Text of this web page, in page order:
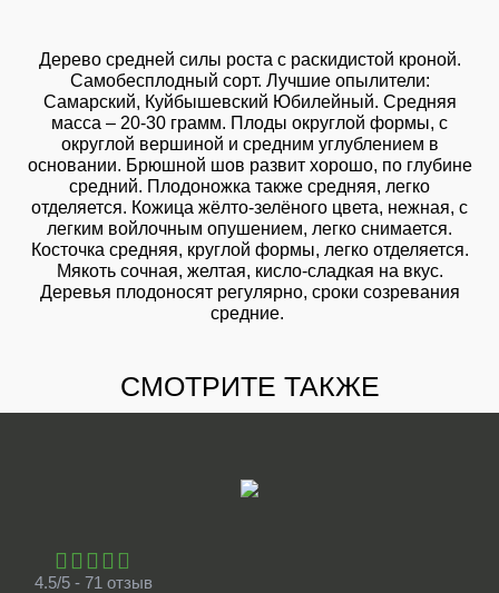
Дерево средней силы роста с раскидистой кроной.
Самобесплодный сорт. Лучшие опылители:
Самарский, Куйбышевский Юбилейный. Средняя
масса – 20-30 грамм. Плоды округлой формы, с
округлой вершиной и средним углублением в
основании. Брюшной шов развит хорошо, по глубине
средний. Плодоножка также средняя, легко
отделяется. Кожица жёлто-зелёного цвета, нежная, с
легким войлочным опушением, легко снимается.
Косточка средняя, круглой формы, легко отделяется.
Мякоть сочная, желтая, кисло-сладкая на вкус.
Деревья плодоносят регулярно, сроки созревания
средние.
СМОТРИТЕ ТАКЖЕ
4.5/5 - 71 отзыв